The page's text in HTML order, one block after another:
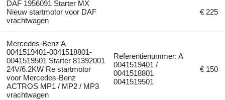
DAF 1956091 Starter MX
Nieuw startmotor voor DAF
vrachtwagen
€ 225
Mercedes-Benz A
0041519401-0041518801-
0041519501 Starter 81392001
24V/6.2KW Re startmotor
voor Mercedes-Benz
ACTROS MP1 / MP2 / MP3
vrachtwagen
Referentienummer: A
0041519401 /
0041518801
0041519501
€ 150